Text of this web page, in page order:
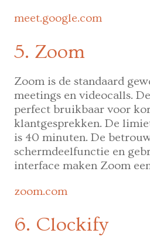
meet.google.com
5. Zoom
Zoom is de standaard
meetings en videocalls.
perfect bruikbaar voor
klantgesprekken. De
is 40 minuten. De
schermdeelfunctie en
interface maken Zoom
zoom.com
6. Clockify